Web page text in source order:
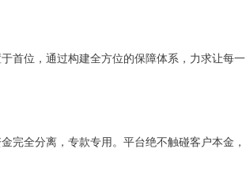
首位，通过构建全方位的保障体系，力求让每一
完全分离，专款专用。平台绝不触碰客户本金，